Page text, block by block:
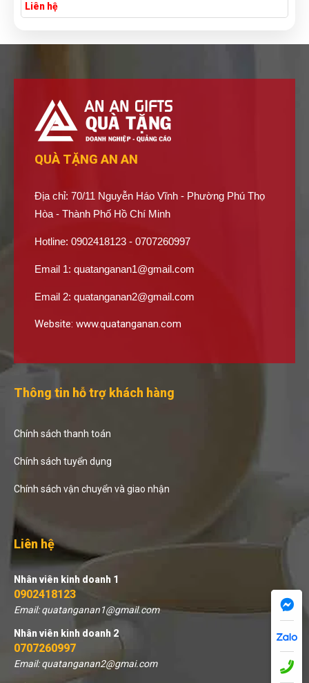
Liên hệ
QUÀ TẶNG AN AN
Địa chỉ: 70/11 Nguyễn Háo Vĩnh - Phường Phú Thọ
Hòa - Thành Phố Hồ Chí Minh
Hotline: 0902418123 - 0707260997
Email 1: quatanganan1@gmail.com
Email 2: quatanganan2@gmail.com
Website: www.quatanganan.com
Thông tin hỗ trợ khách hàng
Chính sách thanh toán
Chính sách tuyển dụng
Chính sách vận chuyển và giao nhận
Liên hệ
Nhân viên kinh doanh 1
0902418123
Email: quatanganan1@gmail.com
Nhân viên kinh doanh 2
0707260997
Email: quatanganan2@gmai.com